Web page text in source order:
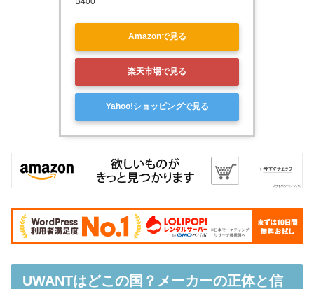
Amazonで見る
楽天市場で見る
Yahoo!ショッピングで見る
UWANTはどこの国？メーカーの正体と信